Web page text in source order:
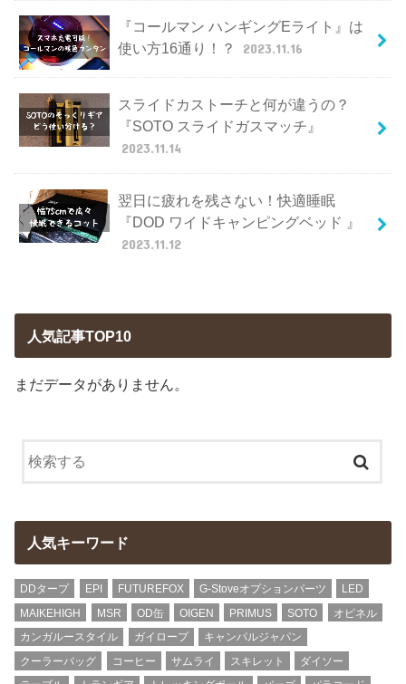
『コールマン ハンギングEライト』は
使い方16通り！？
2023.11.16
スライドカストーチと何が違うの？
『SOTO スライドガスマッチ』
2023.11.14
翌日に疲れを残さない！快適睡眠
『DOD ワイドキャンピングベッド 』
2023.11.12
人気記事TOP10
まだデータがありません。
人気キーワード
DDタープ EPI FUTUREFOX G-Stoveオプションパーツ
LED
MAIKEHIGH
MSR OD缶 OIGEN PRIMUS SOTO
オピネル
カンガルースタイル
ガイロープ
キャンパルジャパン
クーラーバッグ
コーヒー サムライ スキレット
ダイソー